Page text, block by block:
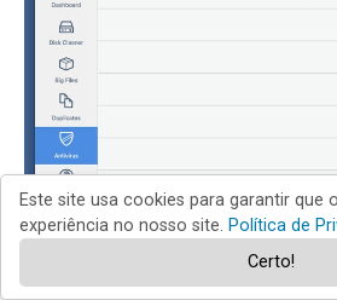
Este site usa cookies para garantir que
experiência no nosso site. Política de
Certo!